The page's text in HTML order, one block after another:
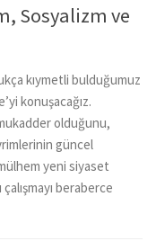
Sosyalizm ve
kıymetli bulduğumuz
konuşacağız.
olduğunu,
güncel
yeni siyaset
çalışmayı beraberce